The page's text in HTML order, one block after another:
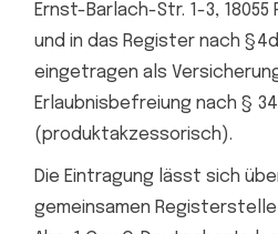
Ernst-Barlach-Str. 1-3,
und in das Register nach §4d
eingetragen als
Erlaubnisbefreiung nach §
(produktakzessorisch).
Die Eintragung lässt sich
gemeinsamen Registerstelle